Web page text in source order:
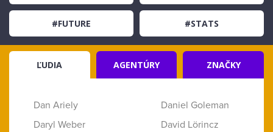
#FUTURE #STATS
ĽUDIA AGENTÚRY ZNAČKY
Dan Ariely
Daniel Goleman
Daryl Weber
David Lörincz